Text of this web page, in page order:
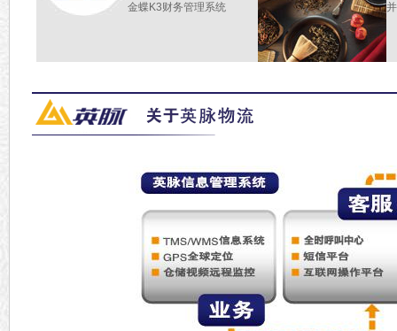
金蝶K3财务管理系统